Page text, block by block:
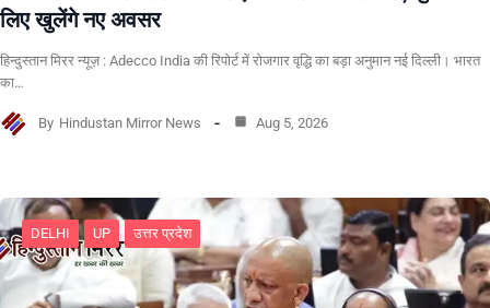
लिए खुलेंगे नए अवसर
हिन्दुस्तान मिरर न्यूज़ : Adecco India की रिपोर्ट में रोजगार वृद्धि का बड़ा अनुमान नई दिल्ली। भारत
का…
By Hindustan Mirror News Aug 5, 2026
DELHI UP उत्तर प्रदेश